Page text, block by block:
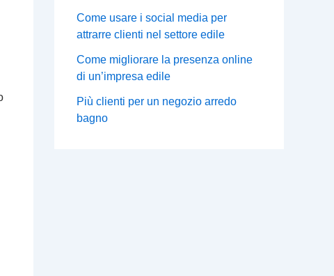
Come usare i social media per
attrarre clienti nel settore edile
Come migliorare la presenza online
di un’impresa edile
Più clienti per un negozio arredo
bagno